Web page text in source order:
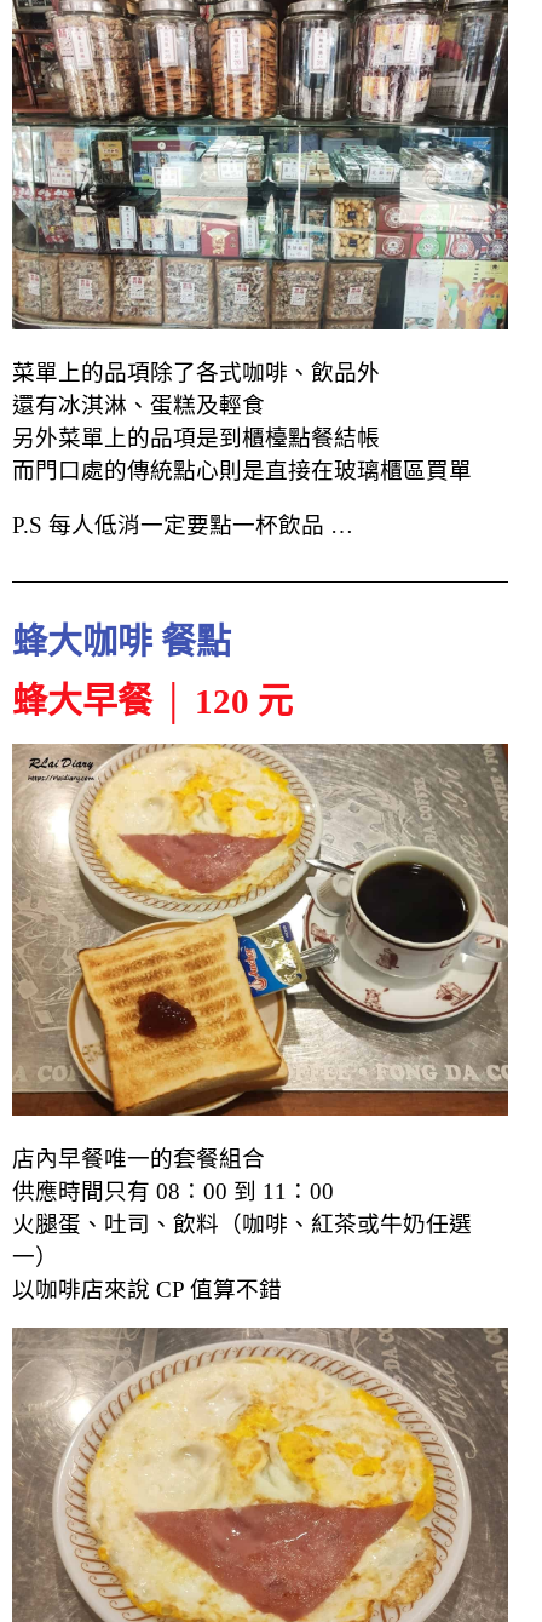
菜單上的品項除了各式咖啡、飲品外
還有冰淇淋、蛋糕及輕食
另外菜單上的品項是到櫃檯點餐結帳
而門口處的傳統點心則是直接在玻璃櫃區買單
P.S 每人低消一定要點一杯飲品 …
蜂大咖啡 餐點
蜂大早餐 │ 120 元
店內早餐唯一的套餐組合
供應時間只有 08：00 到 11：00
火腿蛋、吐司、飲料（咖啡、紅茶或牛奶任選
一）
以咖啡店來說 CP 值算不錯